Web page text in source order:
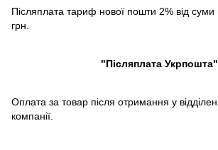
Післяплата тариф нової пошти 2% від суми
грн.
"Післяплата
Оплата за товар після отримання у
компанії.